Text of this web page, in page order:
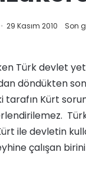
29 Kasım 2010
Son
Türk devlet
döndükten
Kürt
ile devletin
çalışan